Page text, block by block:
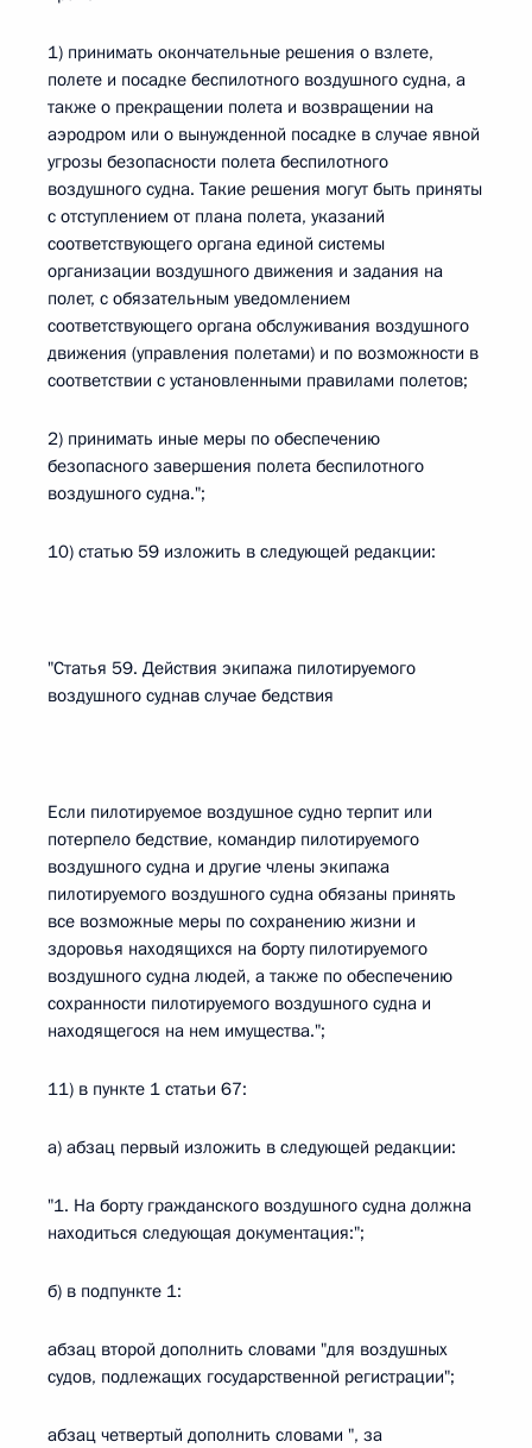
1) принимать окончательные решения о взлете,
полете и посадке беспилотного воздушного судна, а
также о прекращении полета и возвращении на
аэродром или о вынужденной посадке в случае явной
угрозы безопасности полета беспилотного
воздушного судна. Такие решения могут быть приняты
с отступлением от плана полета, указаний
соответствующего органа единой системы
организации воздушного движения и задания на
полет, с обязательным уведомлением
соответствующего органа обслуживания воздушного
движения (управления полетами) и по возможности в
соответствии с установленными правилами полетов;
2) принимать иные меры по обеспечению
безопасного завершения полета беспилотного
воздушного судна.";
10) статью 59 изложить в следующей редакции:
"Статья 59. Действия экипажа пилотируемого
воздушного суднав случае бедствия
Если пилотируемое воздушное судно терпит или
потерпело бедствие, командир пилотируемого
воздушного судна и другие члены экипажа
пилотируемого воздушного судна обязаны принять
все возможные меры по сохранению жизни и
здоровья находящихся на борту пилотируемого
воздушного судна людей, а также по обеспечению
сохранности пилотируемого воздушного судна и
находящегося на нем имущества.";
11) в пункте 1 статьи 67:
а) абзац первый изложить в следующей редакции:
"1. На борту гражданского воздушного судна должна
находиться следующая документация:";
б) в подпункте 1:
абзац второй дополнить словами "для воздушных
судов, подлежащих государственной регистрации";
абзац четвертый дополнить словами ", за